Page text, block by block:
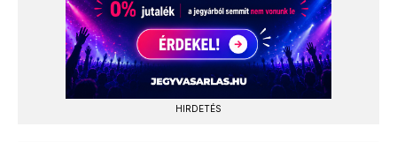
HIRDETÉS